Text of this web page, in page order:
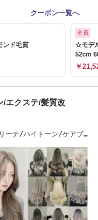
クーポン一覧へ
ンド毛質
全員
☆モデ
52cm
￥
/エクステ/髪質改
ーチ/ハイトーン/ケアブ